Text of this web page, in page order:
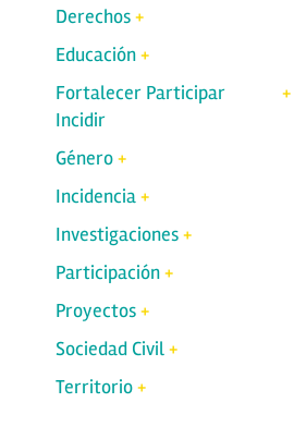
Derechos
Educación
Fortalecer Participar
Incidir
Género
Incidencia
Investigaciones
Participación
Proyectos
Sociedad Civil
Territorio